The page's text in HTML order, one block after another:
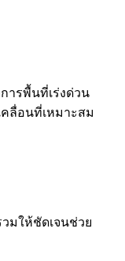
ารพื้นที่เร่งด่วน
ลื่อนที่เหมาะสม
มให้ชัดเจนช่วย